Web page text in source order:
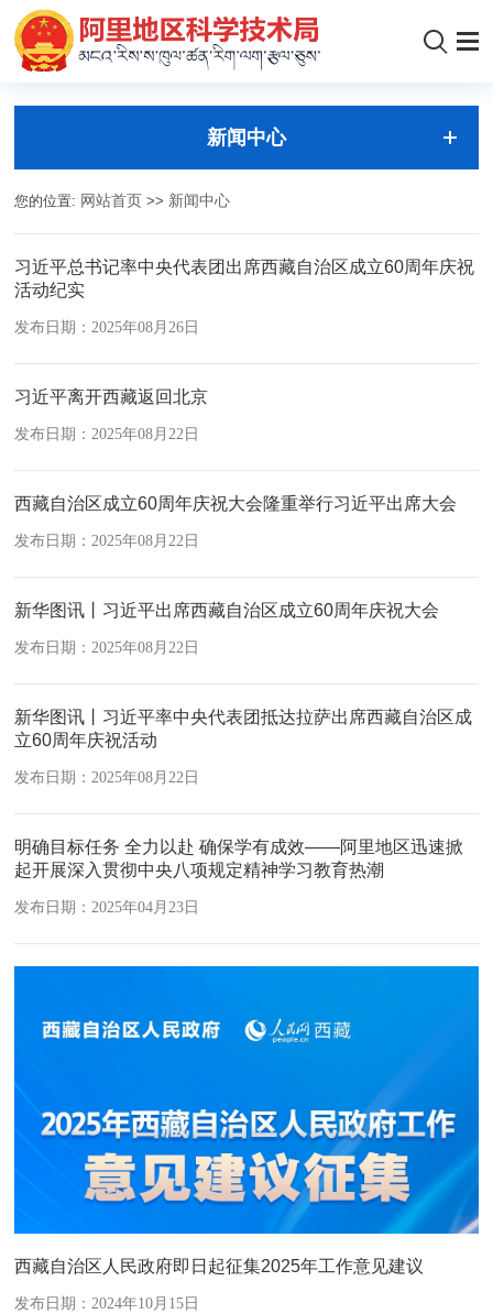
新闻中心
您的位置: 网站首页 >> 新闻中心
习近平总书记率中央代表团出席西藏自治区成立60周年庆祝
活动纪实
发布日期：2025年08月26日
习近平离开西藏返回北京
发布日期：2025年08月22日
西藏自治区成立60周年庆祝大会隆重举行习近平出席大会
发布日期：2025年08月22日
新华图讯丨习近平出席西藏自治区成立60周年庆祝大会
发布日期：2025年08月22日
新华图讯丨习近平率中央代表团抵达拉萨出席西藏自治区成
立60周年庆祝活动
发布日期：2025年08月22日
明确目标任务 全力以赴 确保学有成效——阿里地区迅速掀
起​开展深入贯彻中央八项规定精神学习教育热潮
发布日期：2025年04月23日
西藏自治区人民政府即日起征集2025年工作意见建议
发布日期：2024年10月15日